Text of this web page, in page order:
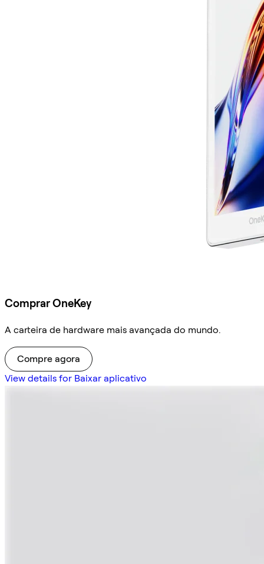
Comprar OneKey
A carteira de hardware mais avançada do mundo.
Compre agora
View details for Baixar aplicativo